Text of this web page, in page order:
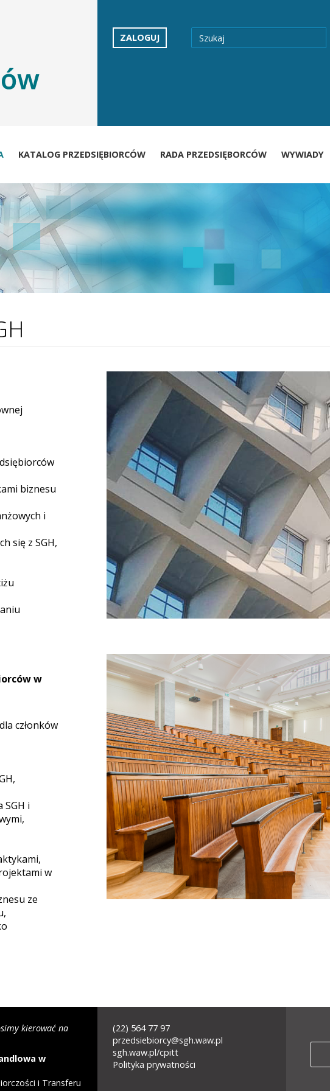
User
ZALOGUJ
Wyszukaj
Szukaj
KATALOG PRZEDSIĘBIORCÓW RADA PRZEDSIĘBORCÓW WYWIADY
biznesu
i
się z SGH,
w
członków
SGH i
w
ze
kierować na
w
i Transferu
STOPKA
-
(22) 564 77 97
przedsiebiorcy@sgh.waw.pl
sgh.waw.pl/cpitt
Polityka prywatności